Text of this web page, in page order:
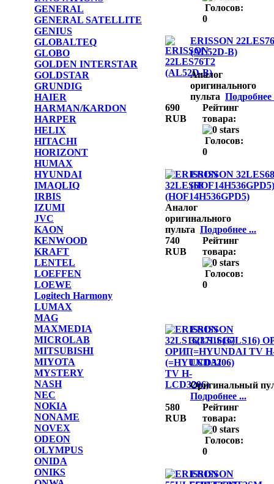
GENERAL
GENERAL SATELLITE
GENIUS
GLOBALTEQ
GLOBO
GOLDEN INTERSTAR
GOLDSTAR
GRUNDIG
HAIER
HARMAN/KARDON
HARPER
HELIX
HITACHI
HORIZONT
HUMAX
HYUNDAI
IMAQLIQ
IRBIS
IZUMI
JVC
KAON
KENWOOD
KRAFT
LENTEL
LOEFFEN
LOEWE
Logitech Harmony
LUMAX
MAG
MAXMEDIA
MICROLAB
MITSUBISHI
MIYOTA
MYSTERY
NASH
NEC
NOKIA
NONAME
NOVEX
ODEON
OLYMPUS
ONIDA
ONIKS
Голосов:
0
ERISSON
(AL52D-B)
Аналог
оригинального
пульта Подробнее
690
RUB
Рейтинг
товара:
Голосов:
0
ERISSON 32LES68
(HOF14H536GPD5)
Аналог
оригинального
пульта Подробнее ...
740
RUB
Рейтинг
товара:
Голосов:
0
ERISSON
32LS16(37LS16)
(=HYUNDAI TV
LCD3206)
Оригинальный
Подробнее ...
580
RUB
Рейтинг
товара:
Голосов:
0
ERISSON